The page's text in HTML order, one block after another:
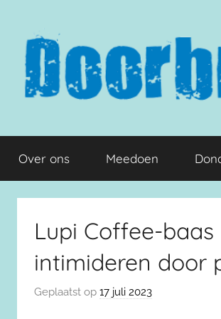
inhoud
springen
Doorbraak.eu
Over ons Meedoen
Lupi Coffee-
intimideren door
Geplaatst op 17 juli 2023